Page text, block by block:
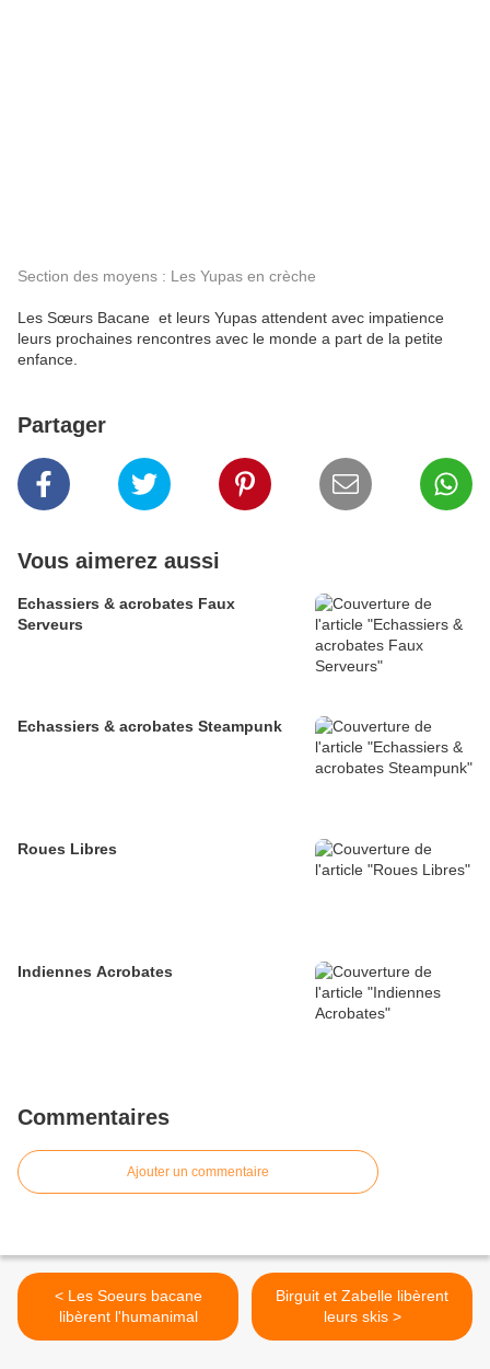
Section des moyens : Les Yupas en crèche
Les Sœurs Bacane et leurs Yupas attendent avec impatience
leurs prochaines rencontres avec le monde a part de la petite
enfance.
Partager
Vous aimerez aussi
Echassiers & acrobates Faux
Serveurs
Echassiers & acrobates Steampunk
Roues Libres
Indiennes Acrobates
Commentaires
Ajouter un commentaire
< Les Soeurs bacane
libèrent l'humanimal
Birguit et Zabelle libèrent
leurs skis >